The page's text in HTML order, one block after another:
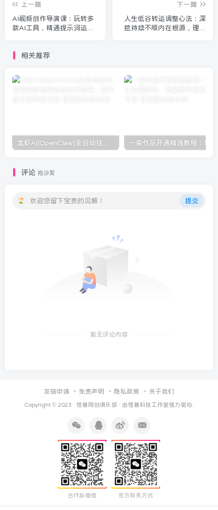
上一篇
AI视频创作导演课：玩转多
款AI工具，精通提示词运用
下一篇
人生低谷转运调整心法：深
挖持续不顺内在根源，理顺
相关推荐
评论 抢沙发
欢迎您留下宝贵的见解！ 提交
暂无评论内容
友链申请 免责声明 隐私政策 关于我们
Copyright © 2023 · 怪兽网创俱乐部 · 由怪兽科技工作室强力驱动.
合作加微信 官方联系方式